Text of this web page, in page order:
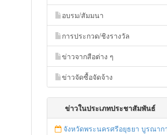
อบรม/สัมมนา
การประกวด/ชิงรางวัล
ข่าวจากสือต่าง ๆ
ข่าวจัดซื้อจัดจ้าง
ข่าวในประเภทประชาสัมพันธ์
จังหวัดพระนครศรีอยุธยา บูรณาการหน่วยงานที่เกี่ยวข้อง ลงพื้นที่จัดระเบียบและดำเนินมาตรการตามบทลงโทษสูงสุดกับผู้ประกอบการร้านค้าที่ยังฝ่าฝืนตั้งร้านค้ารุกล้